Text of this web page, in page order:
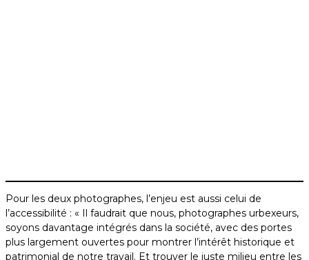
Pour les deux photographes, l’enjeu est aussi celui de
l’accessibilité : « Il faudrait que nous, photographes urbexeurs,
soyons davantage intégrés dans la société, avec des portes
plus largement ouvertes pour montrer l’intérêt historique et
patrimonial de notre travail. Et trouver le juste milieu entre les